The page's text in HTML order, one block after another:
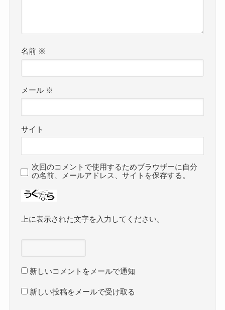
名前 ※
メール ※
サイト
次回のコメントで使用するためブラウザーに自分
の名前、メールアドレス、サイトを保存する。
上に表示された文字を入力してください。
新しいコメントをメールで通知
新しい投稿をメールで受け取る